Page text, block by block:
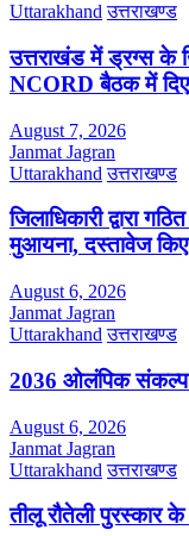
Uttarakhand उत्तराखण्ड
उत्तराखंड में ड्रग्स के
NCORD बैठक में
August 7, 2026
Janmat Jagran
Uttarakhand उत्तराखण्ड
जिलाधिकारी द्वारा
मुआयना, दस्तावेज
August 6, 2026
Janmat Jagran
Uttarakhand उत्तराखण्ड
2036 ओलंपिक संकल्प
August 6, 2026
Janmat Jagran
Uttarakhand उत्तराखण्ड
तीलू रौतेली पुरस्कार